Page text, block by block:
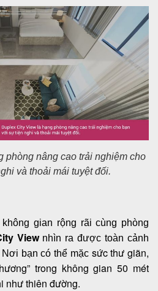
phòng nâng cao trải nghiệm cho
và thoải mái tuyệt đối.
gian rộng rãi cùng phòng
Viewnhìn ra được toàn cảnh
bạn có thể mặc sức thư giãn,
trong không gian 50 mét
như thiên đường.